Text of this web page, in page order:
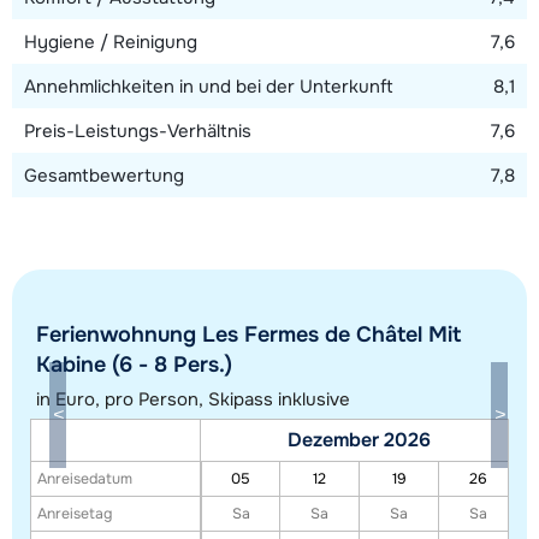
Alle Unterkünfte in diesem Gebiet anzeigen
Lage kann jedoch abweichen.
Hygiene / Reinigung
7,6
Annehmlichkeiten in und bei der Unterkunft
8,1
Preis-Leistungs-Verhältnis
7,6
Gesamtbewertung
7,8
Ferienwohnung Les Fermes de Châtel Mit
Kabine (6 - 8 Pers.)
in Euro, pro Person, Skipass inklusive
Anreisedatum
Anreisetag
Dezember 2026
05 12 19
26
Sa
Sa Sa Sa